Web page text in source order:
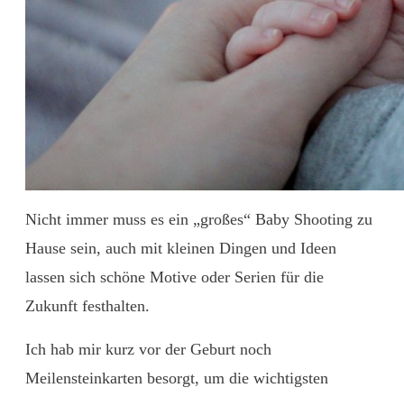
Nicht immer muss es ein „großes“ Baby Shooting zu
Hause sein, auch mit kleinen Dingen und Ideen
lassen sich schöne Motive oder Serien für die
Zukunft festhalten.
Ich hab mir kurz vor der Geburt noch
Meilensteinkarten besorgt, um die wichtigsten